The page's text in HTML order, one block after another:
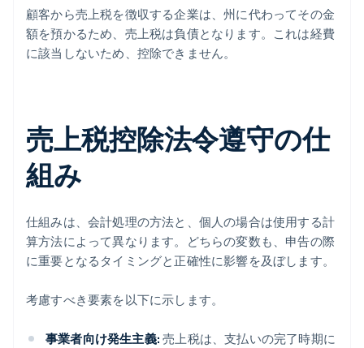
顧客から売上税を徴収する企業は、州に代わってその金
額を預かるため、売上税は負債となります。これは経費
に該当しないため、控除できません。
売上税控除法令遵守の仕
組み
仕組みは、会計処理の方法と、個人の場合は使用する計
算方法によって異なります。どちらの変数も、申告の際
に重要となるタイミングと正確性に影響を及ぼします。
考慮すべき要素を以下に示します。
事業者向け発生主義: 売上税は、支払いの完了時期に